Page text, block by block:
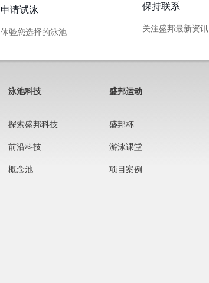
申请试泳
体验您选择的泳池
保持联系
关注盛邦最新资讯
泳池科技
探索盛邦科技
前沿科技
概念池
盛邦运动
盛邦杯
游泳课堂
项目案例